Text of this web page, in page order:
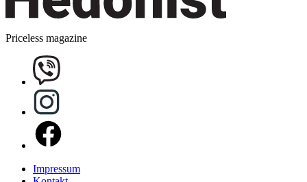
Priceless magazine
Impressum